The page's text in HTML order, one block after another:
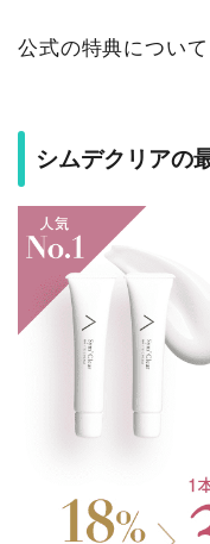
公式の特典につい
シムデクリアの